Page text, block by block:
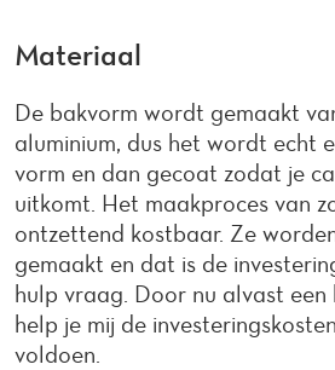
Materiaal
De bakvorm wordt gemaakt
aluminium, dus het wordt echt
vorm en dan gecoat zodat je
uitkomt. Het maakproces van
ontzettend kostbaar. Ze
gemaakt en dat is de
hulp vraag. Door nu alvast een
help je mij de
voldoen.